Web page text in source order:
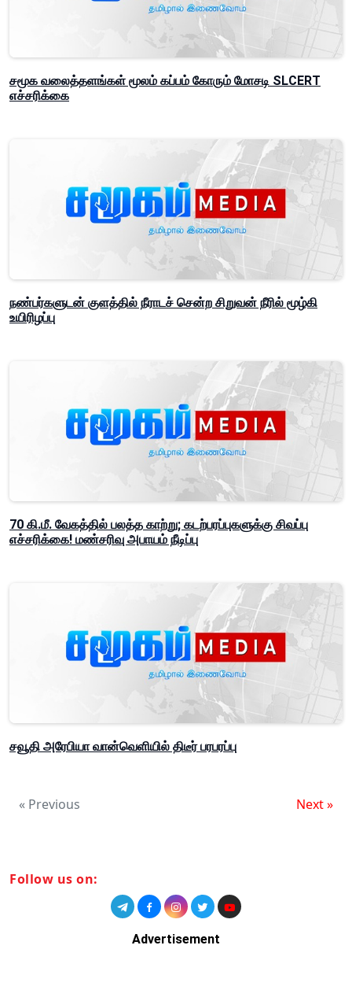
சமூக வலைத்தளங்கள் மூலம் கப்பம் கோரும் மோசடி SLCERT
எச்சரிக்கை
நண்பர்களுடன் குளத்தில் நீராடச் சென்ற சிறுவன் நீரில் மூழ்கி
உயிரிழப்பு
70 கி.மீ. வேகத்தில் பலத்த காற்று; கடற்பரப்புகளுக்கு சிவப்பு
எச்சரிக்கை! மண்சரிவு அபாயம் நீடிப்பு
சவூதி அரேபியா வான்வெளியில் திடீர் பரபரப்பு
« Previous Next »
Follow us on:
Advertisement